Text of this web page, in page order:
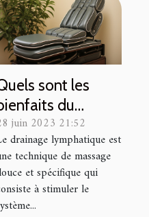
sont les
du
?
juin 2023 21:52
drainage lymphatique est
technique de massage
et spécifique qui
à stimuler le